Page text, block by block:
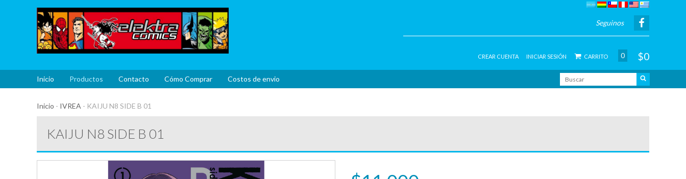
Seguinos
CREAR CUENTA INICIAR SESIÓN CARRITO 0 $0
Inicio Productos Contacto Cómo Comprar Costos de envio
Inicio - IVREA - KAIJU N8 SIDE B 01
KAIJU N8 SIDE B 01